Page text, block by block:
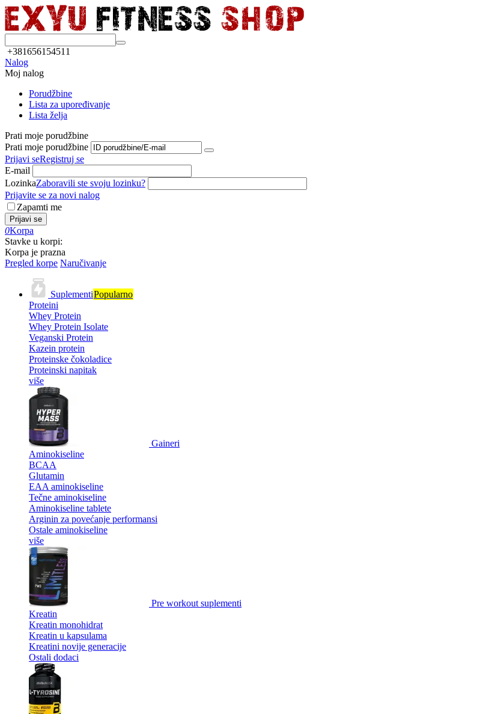
+381656154511
Nalog
Moj nalog
Porudžbine
Lista za upoređivanje
Lista želja
Prati moje porudžbine
Prati moje porudžbine
Prijavi seRegistruj se
E-mail
LozinkaZaboravili ste svoju lozinku?
Prijavite se za novi nalog
Zapamti me
Prijavi se
0Korpa
Stavke u korpi:
Korpa je prazna
Pregled korpe Naručivanje
SuplementiPopularno
Proteini
Whey Protein
Whey Protein Isolate
Veganski Protein
Kazein protein
Proteinske čokoladice
Proteinski napitak
više
Gaineri
Aminokiseline
BCAA
Glutamin
EAA aminokiseline
Tečne aminokiseline
Aminokiseline tablete
Arginin za povećanje performansi
Ostale aminokiseline
više
Pre workout suplementi
Kreatin
Kreatin monohidrat
Kreatin u kapsulama
Kreatini novije generacije
Ostali dodaci